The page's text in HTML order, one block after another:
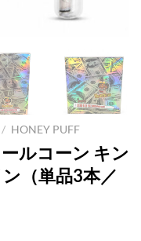
/ HONEY PUFF
ルコーン キン
（単品3本／